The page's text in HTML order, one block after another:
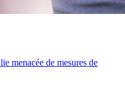
menacée de mesures de